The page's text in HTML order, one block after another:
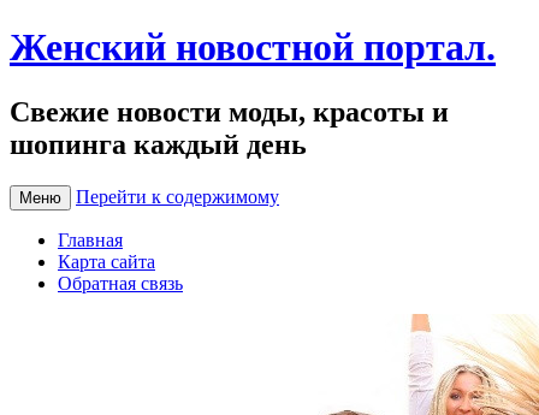
Женский новостной портал.
Свежие новости моды, красоты и
шопинга каждый день
Меню Перейти к содержимому
Главная
Карта сайта
Обратная связь